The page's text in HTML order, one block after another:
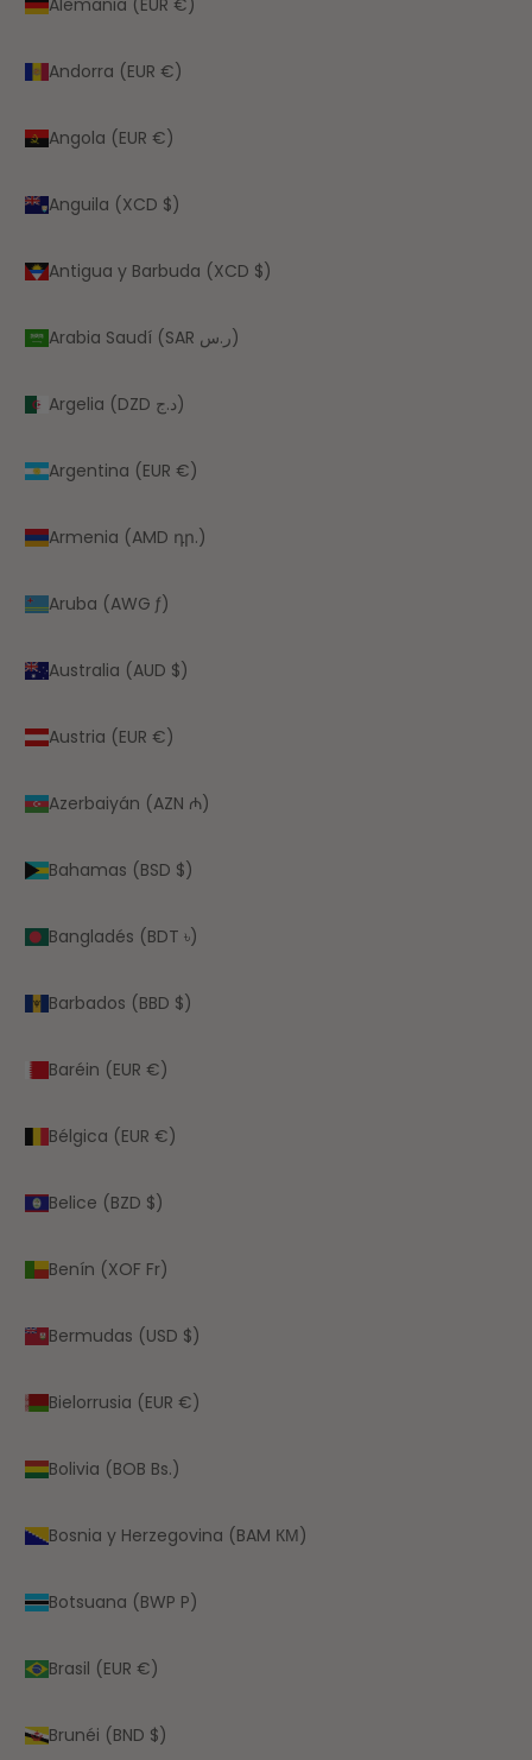
Andorra (EUR €)
Angola (EUR €)
Anguila (XCD $)
Antigua y Barbuda (XCD $)
Arabia Saudí (SAR ر.س)
Argelia (DZD د.ج)
Argentina (EUR €)
Armenia (AMD դր.)
Aruba (AWG ƒ)
Australia (AUD $)
Austria (EUR €)
Azerbaiyán (AZN ₼)
Bahamas (BSD $)
Bangladés (BDT ৳)
Barbados (BBD $)
Baréin (EUR €)
Bélgica (EUR €)
Belice (BZD $)
Benín (XOF Fr)
Bermudas (USD $)
Bielorrusia (EUR €)
Bolivia (BOB Bs.)
Bosnia y Herzegovina (BAM КМ)
Botsuana (BWP P)
Brasil (EUR €)
Brunéi (BND $)